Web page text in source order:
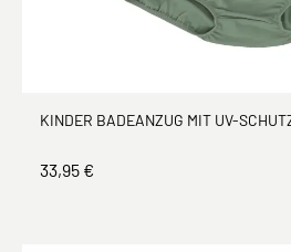
KINDER BADEANZUG MIT UV-
33,95 €